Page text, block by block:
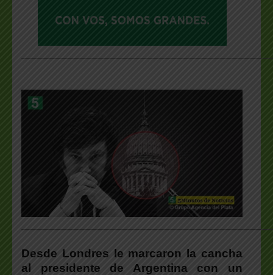
Desde Londres le marcaron la cancha
al presidente de Argentina con un